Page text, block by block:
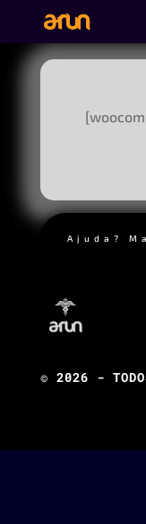
Ajuda?
© 2026 -